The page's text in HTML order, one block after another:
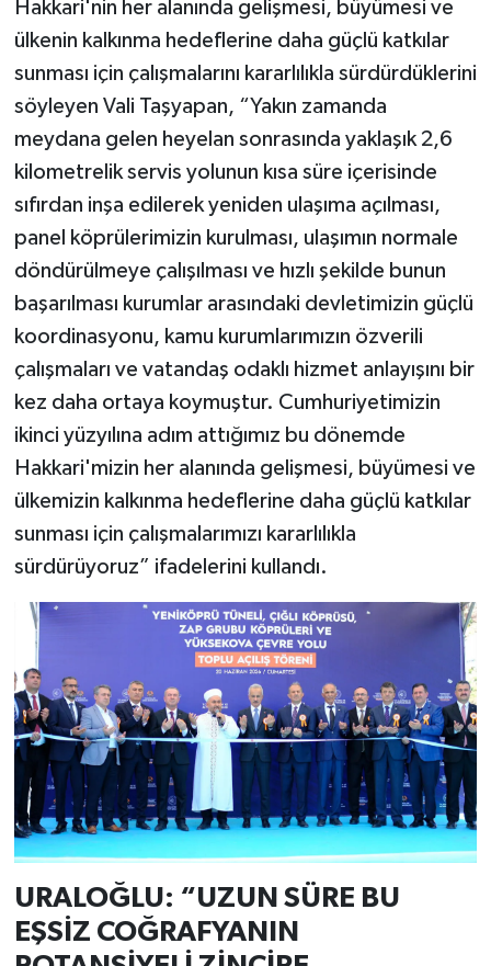
Hakkari'nin her alanında gelişmesi, büyümesi ve
ülkenin kalkınma hedeflerine daha güçlü katkılar
sunması için çalışmalarını kararlılıkla sürdürdüklerini
söyleyen Vali Taşyapan, “Yakın zamanda
meydana gelen heyelan sonrasında yaklaşık 2,6
kilometrelik servis yolunun kısa süre içerisinde
sıfırdan inşa edilerek yeniden ulaşıma açılması,
panel köprülerimizin kurulması, ulaşımın normale
döndürülmeye çalışılması ve hızlı şekilde bunun
başarılması kurumlar arasındaki devletimizin güçlü
koordinasyonu, kamu kurumlarımızın özverili
çalışmaları ve vatandaş odaklı hizmet anlayışını bir
kez daha ortaya koymuştur. Cumhuriyetimizin
ikinci yüzyılına adım attığımız bu dönemde
Hakkari'mizin her alanında gelişmesi, büyümesi ve
ülkemizin kalkınma hedeflerine daha güçlü katkılar
sunması için çalışmalarımızı kararlılıkla
sürdürüyoruz” ifadelerini kullandı.
URALOĞLU: “UZUN SÜRE BU
EŞSİZ COĞRAFYANIN